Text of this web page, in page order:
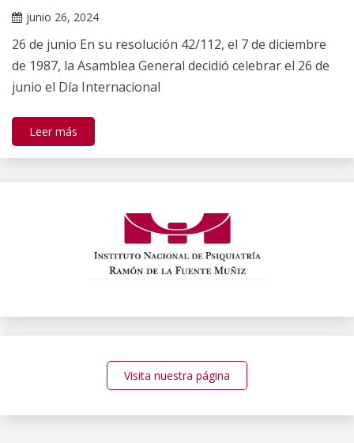
junio 26, 2024
Gallardo
26 de junio En su resolución 42/112, el 7 de diciembre
de 1987, la Asamblea General decidió celebrar el 26 de
junio el Día Internacional
Leer más
Visita nuestra página